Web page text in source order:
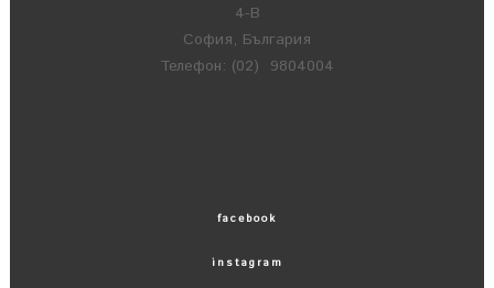
4-В
София, България
Телефон: (02) 9804004
facebook
instagram